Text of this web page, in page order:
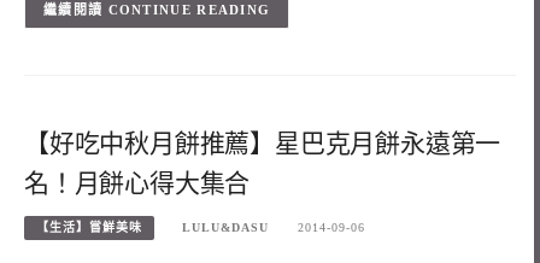
CONTINUE READING
【好吃中秋月餅推薦】星巴克月餅永遠第一
名！月餅心得大集合
【生活】嘗鮮美味 LULU&DASU 2014-09-06